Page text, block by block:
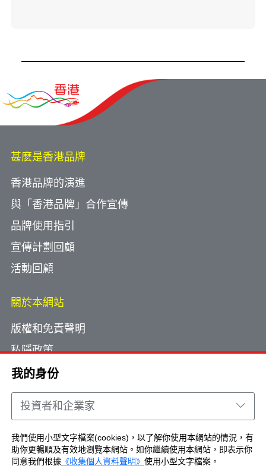
我的身份
投資者和企業家
我們使用小型文字檔案(cookies)，以了解你使用本網站的情況，有
助你更暢順及有效地瀏覽本網站。如你繼續使用本網站，即表示你
同意我們根據 《收集個人資料聲明》 使用小型文字檔案。
甚麽是香港品牌
香港品牌的演進
與「香港品牌」合作宣傳
品牌使用指引
宣傳計劃回顧
活動回顧
關於本網站
版權和免責聲明
私隱政策
使用小型文字檔案
網頁指南
聯絡我們
Copyright © Brand Hong Kong. All Rights